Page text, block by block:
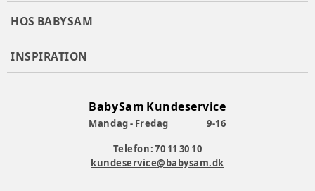
HOS BABYSAM
INSPIRATION
BabySam Kundeservice
Mandag - Fredag
9-16
Telefon: 70 11 30 10
kundeservice@babysam.dk